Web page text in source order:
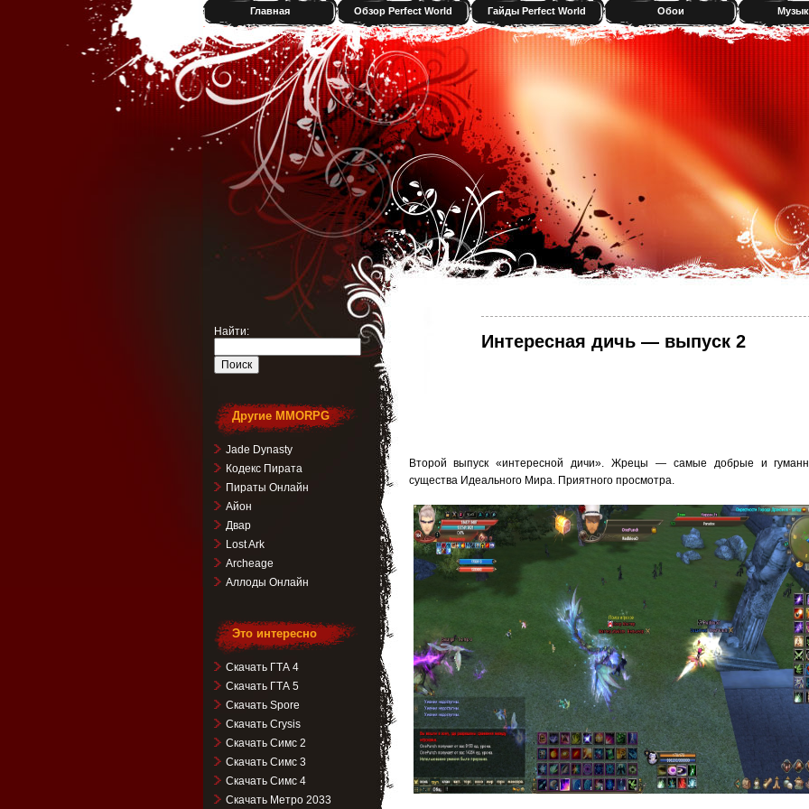
Главная Обзор Perfect World Гайды Perfect World Обои
Интересная дичь — выпуск 2
Второй выпуск «интересной дичи». Жрецы — самые добрые и
существа Идеального Мира. Приятного просмотра.
Найти:
Другие MMORPG
Jade Dynasty
Кодекс Пирата
Пираты Онлайн
Айон
Двар
Lost Ark
Archeage
Аллоды Онлайн
Это интересно
Скачать ГТА 4
Скачать ГТА 5
Скачать Spore
Скачать Crysis
Скачать Симс 2
Скачать Симс 3
Скачать Симс 4
Скачать Метро 2033